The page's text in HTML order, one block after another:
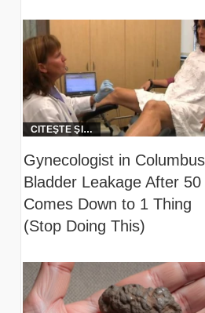
Gynecologist in
Bladder Leakage After 50
Comes Down to 1 Thing
(Stop Doing This)